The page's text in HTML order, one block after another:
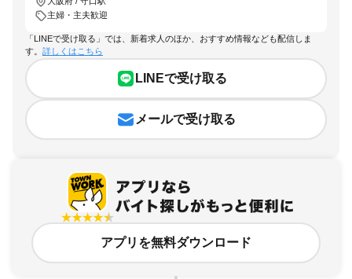
主婦・主夫歓迎
「LINEで受け取る」では、新着求人のほか、おすすめ情報なども配信しま
す。 詳しくはこちら
LINEで受け取る
メールで受け取る
アプリを無料ダウンロード